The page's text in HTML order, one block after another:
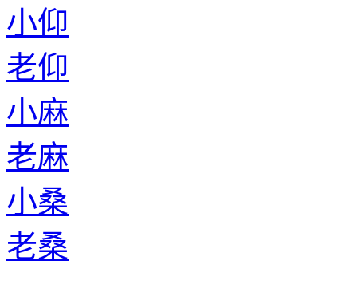
小仰
老仰
小麻
老麻
小桑
老桑